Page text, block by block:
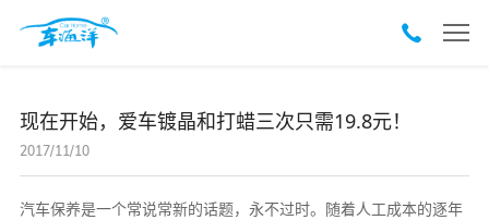
现在开始，爱车镀晶和打蜡三次只需19.8元！
2017/11/10
汽车保养是一个常说常新的话题，永不过时。随着人工成本的逐年